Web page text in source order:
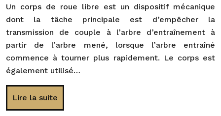
Un corps de roue libre est un dispositif mécanique
dont la tâche principale est d’empêcher la
transmission de couple à l’arbre d’entraînement à
partir de l’arbre mené, lorsque l’arbre entraîné
commence à tourner plus rapidement. Le corps est
également utilisé…
Lire la suite